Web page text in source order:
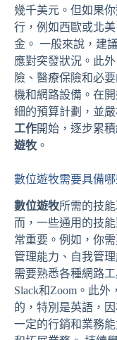
幾千美元。但如果
行，例如西歐或北
金。 一般來說，建
應對突發狀況。此
險、醫療保險和必
機和網路設備。在
細的預算計劃，並
工作開始，逐步累
遊牧 。
數位遊牧需要具備哪
數位遊牧所需的技
而，一些通用的技
常重要。例如，你
管理能力、自我管
需要熟悉各種網路工
Slack和Zoom。此
的，特別是英語，
一定的行銷和業務